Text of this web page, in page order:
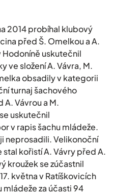
2014 probíhal klubový
před Š. Omelkou a A.
Hodoníně uskutečnil
ve složení A. Vávra, M.
obsadily v kategorii
turnaj šachového
A. Vávrou a M.
uskutečnil
v rapis šachu mládeže.
neprosadili. Velikonoční
kořistí A. Vávry před A.
kroužek se zúčastnil
května v Ratíškovicích
mládeže za účasti 94